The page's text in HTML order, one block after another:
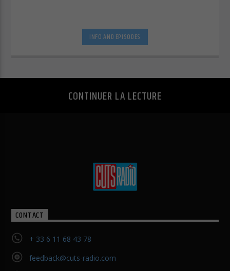
INFO AND EPISODES
CONTINUER LA LECTURE
CONTACT
+ 33 6 11 68 43 78
feedback@cuts-radio.com
nécessaires au bon fonctionnement du site Web.
Afficher les informations du cookie